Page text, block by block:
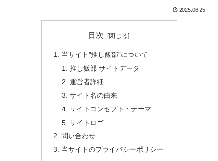
2025.06.25
目次
当サイト”推し飯部”について
推し飯部 サイトデータ
運営者詳細
サイト名の由来
サイトコンセプト・テーマ
サイトロゴ
問い合わせ
当サイトのプライバシーポリシー